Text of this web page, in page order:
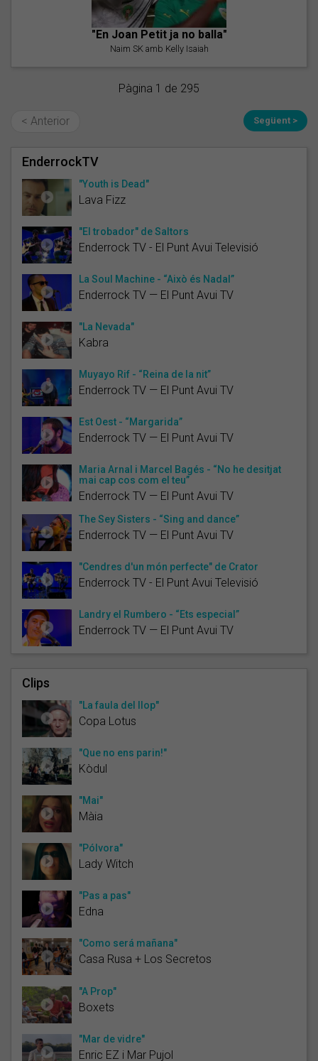
"En Joan Petit ja no balla"
Naim SK amb Kelly Isaiah
Pàgina 1 de 295
< Anterior Següent >
EnderrockTV
"Youth is Dead"
Lava Fizz
"El trobador" de Saltors
Enderrock TV - El Punt Avui Televisió
La Soul Machine - “Això és Nadal”
Enderrock TV — El Punt Avui TV
"La Nevada"
Kabra
Muyayo Rif - “Reina de la nit”
Enderrock TV — El Punt Avui TV
Est Oest - “Margarida”
Enderrock TV — El Punt Avui TV
Maria Arnal i Marcel Bagés - “No he desitjat
mai cap cos com el teu”
Enderrock TV — El Punt Avui TV
The Sey Sisters - “Sing and dance”
Enderrock TV — El Punt Avui TV
"Cendres d'un món perfecte" de Crator
Enderrock TV - El Punt Avui Televisió
Landry el Rumbero - “Ets especial”
Enderrock TV — El Punt Avui TV
Clips
"La faula del llop"
Copa Lotus
"Que no ens parin!"
Kòdul
"Mai"
Màia
"Pólvora"
Lady Witch
"Pas a pas"
Edna
"Como será mañana"
Casa Rusa + Los Secretos
"A Prop"
Boxets
"Mar de vidre"
Enric EZ i Mar Pujol